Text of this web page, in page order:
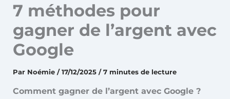
7 méthodes pour
gagner de l’argent avec
Google
Par Noémie /17/12/2025 /7 minutes de lecture
Comment gagner de l’argent avec Google ?